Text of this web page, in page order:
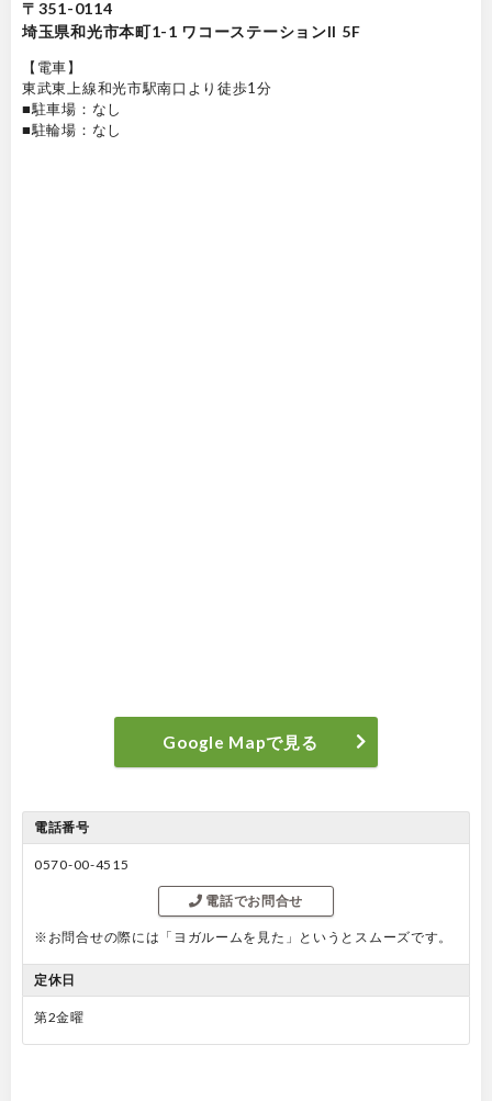
〒351-0114
埼玉県和光市本町1-1 ワコーステーションII 5F
【電車】
東武東上線和光市駅南口より徒歩1分
■駐車場：なし
■駐輪場：なし
Google Mapで見る
電話番号
0570-00-4515
電話でお問合せ
※お問合せの際には「ヨガルームを見た」というとスムーズです。
定休日
第2金曜